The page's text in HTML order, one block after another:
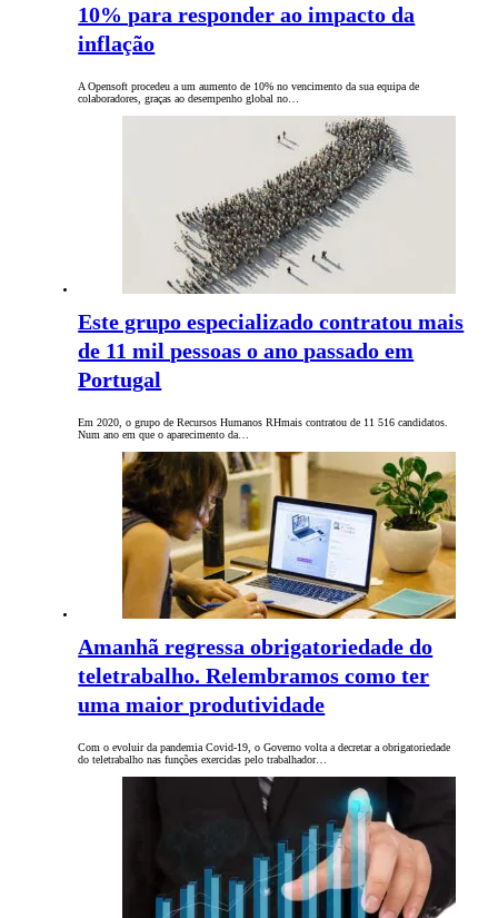
10% para responder ao impacto da
inflação
A Opensoft procedeu a um aumento de 10% no vencimento da sua equipa de
colaboradores, graças ao desempenho global no…
Este grupo especializado contratou mais
de 11 mil pessoas o ano passado em
Portugal
Em 2020, o grupo de Recursos Humanos RHmais contratou de 11 516 candidatos.
Num ano em que o aparecimento da…
Amanhã regressa obrigatoriedade do
teletrabalho. Relembramos como ter
uma maior produtividade
Com o evoluir da pandemia Covid-19, o Governo volta a decretar a obrigatoriedade
do teletrabalho nas funções exercidas pelo trabalhador…